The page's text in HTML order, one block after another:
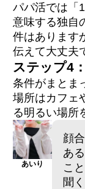
パパ活では「
意味する独自
件はあります
伝えて大丈夫
ステップ4
条件がまとま
場所はカフェ
る明るい場所
あいり
顔
あ
こ
聞